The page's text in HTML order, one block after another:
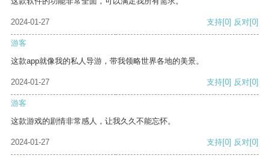
2024-01-27 支持[0] 反对[0]
游客
这款app就像我的私人导游，带我领略世界各地的美景。
2024-01-27 支持[0] 反对[0]
游客
这款游戏的剧情非常感人，让我久久不能忘怀。
2024-01-27 支持[0] 反对[0]